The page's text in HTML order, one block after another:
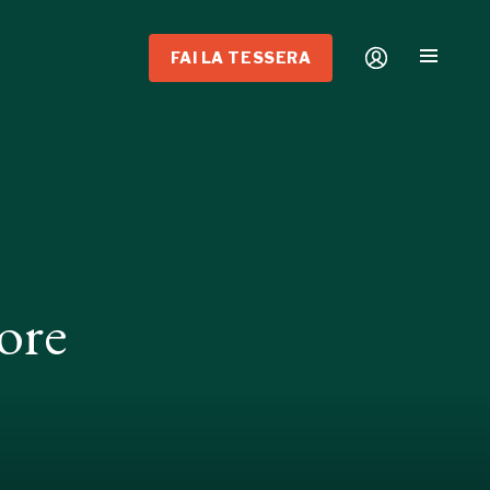
FAI LA TESSERA